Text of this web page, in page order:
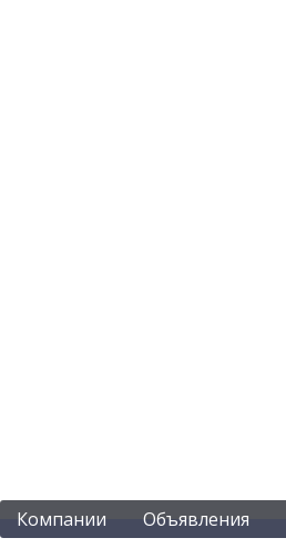
Компании Объявления